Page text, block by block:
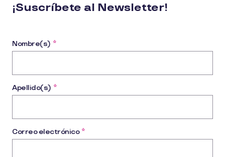
¡Suscríbete al Newsletter!
Nombre(s) *
Apellido(s) *
Correo electrónico *